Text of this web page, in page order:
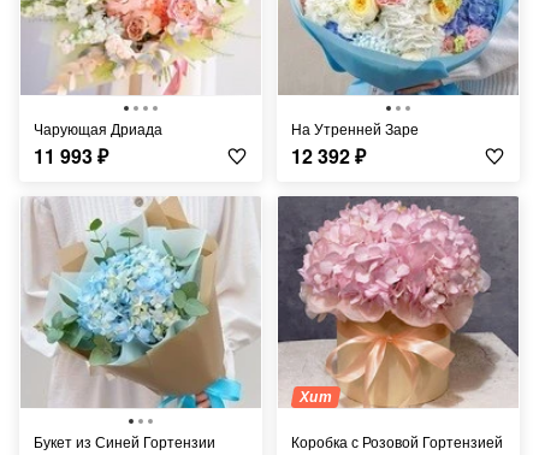
Чарующая Дриада
11 993₽
На Утренней Заре
12 392₽
Букет из Синей Гортензии
Хит
Коробка с Розовой Гортензией